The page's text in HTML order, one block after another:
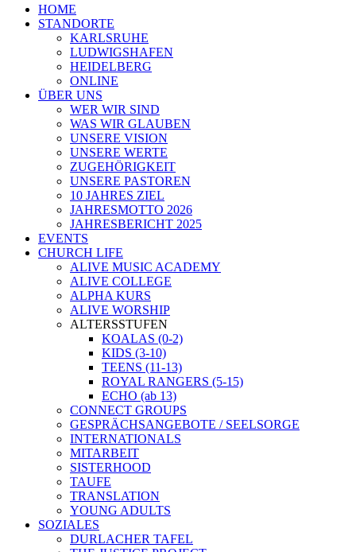
Menü
schließen
HOME
STANDORTE
KARLSRUHE
LUDWIGSHAFEN
HEIDELBERG
ONLINE
ÜBER UNS
WER WIR SIND
WAS WIR GLAUBEN
UNSERE VISION
UNSERE WERTE
ZUGEHÖRIGKEIT
UNSERE PASTOREN
10 JAHRES ZIEL
JAHRESMOTTO 2026
JAHRESBERICHT 2025
EVENTS
CHURCH LIFE
ALIVE MUSIC ACADEMY
ALIVE COLLEGE
ALPHA KURS
ALIVE WORSHIP
ALTERSSTUFEN
KOALAS (0-2)
KIDS (3-10)
TEENS (11-13)
ROYAL RANGERS (5-15)
ECHO (ab 13)
CONNECT GROUPS
GESPRÄCHSANGEBOTE / SEELSORGE
INTERNATIONALS
MITARBEIT
SISTERHOOD
TAUFE
TRANSLATION
YOUNG ADULTS
SOZIALES
DURLACHER TAFEL